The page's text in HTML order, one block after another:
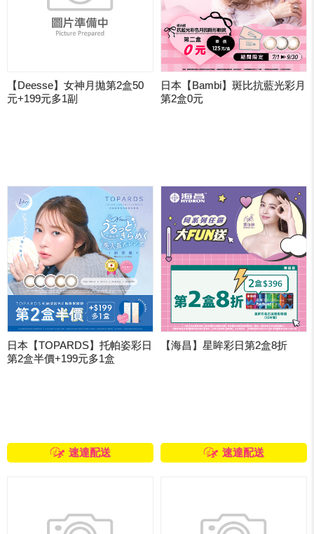
【Deesse】女神月拋第2盒50
元+199元多1副
日本【Bambi】斑比抗藍光彩月
第2盒0元
日本【TOPARDS】托帕姿彩日
第2盒半價+199元多1盒
速達配送
【海昌】星眸彩日第2盒8折
速達配送